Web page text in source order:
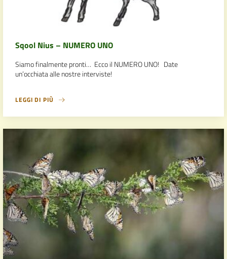
Sqool Nius – NUMERO UNO
Siamo finalmente pronti… Ecco il NUMERO UNO! Date
un’occhiata alle nostre interviste!
LEGGI DI PIÙ